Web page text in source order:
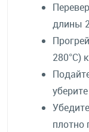
длины
280°C)
плотно